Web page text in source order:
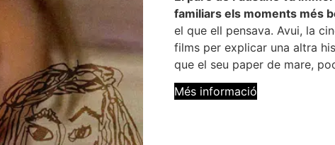
familiars els moments més
el que ell pensava. Avui, la
films per explicar una altra
que el seu paper de mare,
Més informació